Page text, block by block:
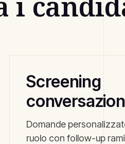
Screening
Domande
ruolo con follow-up